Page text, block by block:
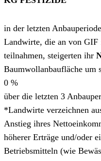
in der letzten
Landwirte, die an von GIF
teilnahmen, steigerten ihr
Baumwollanbaufläche um
0 %
über die letzten 3
*Landwirte verzeichnen
Anstieg ihres
höherer Erträge und/oder
Betriebsmitteln (wie